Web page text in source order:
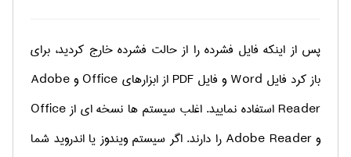
پس از اینکه فایل فشرده را از حالت فشرده خارج کردید، برای
باز کرد فایل Word و فایل PDF از ابزارهای Office و Adobe
Reader استفاده نمایید. اغلب سیستم ها نسخه ای از Office
و Adobe Reader را دارند. اگر سیستم ویندوز یا اندروید شما